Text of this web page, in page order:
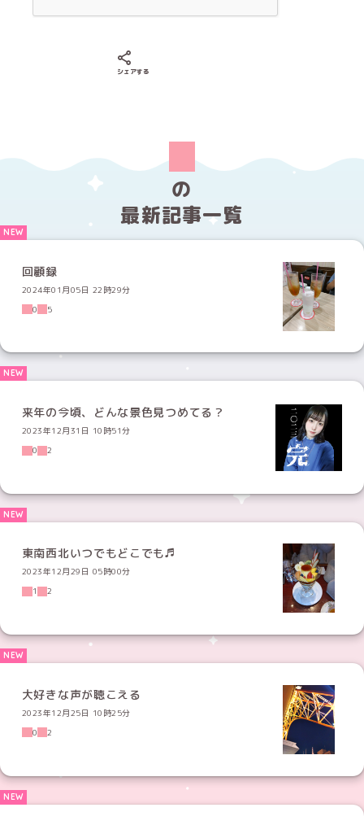
シェアする
の
最新記事一覧
回顧録
2024年01月05日 22時29分
0
5
来年の今頃、どんな景色見つめてる？
2023年12月31日 10時51分
0
2
東南西北いつでもどこでも♬
2023年12月29日 05時00分
1
2
大好きな声が聴こえる
2023年12月25日 10時25分
0
2